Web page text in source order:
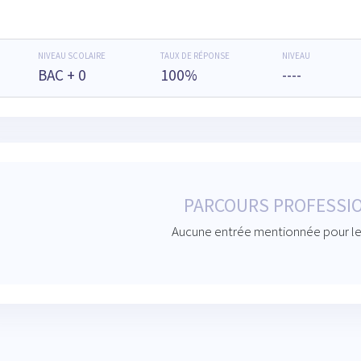
NIVEAU SCOLAIRE
BAC + 0
TAUX DE RÉPONSE
100%
NIVEAU
----
PARCOURS
Aucune entrée mentionnée pour